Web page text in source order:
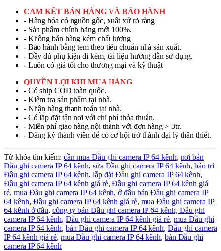
CAM KẾT BÁN HÀNG VÀ BẢO HÀNH
- Hàng hóa có nguồn gốc, xuất xứ rõ ràng
- Sản phẩm chính hãng mới 100%.
- Không bán hàng kém chất lượng
- Bảo hành bằng tem theo tiêu chuẩn nhà sản xuất.
- Đầy đủ phụ kiện đi kèm, tài liệu hướng dẫn sử dụng.
- Luôn có giá tốt cho thương mại và kỹ thuật
QUYỀN LỢI KHI MUA HÀNG
- Có ship COD toàn quốc.
- Kiểm tra sản phẩm tại nhà.
- Nhận hàng thanh toán tại nhà.
- Có lắp đặt tận nơi với chi phí thỏa thuận.
- Miễn phí giao hàng nội thành với đơn hàng > 3tr.
- Đăng ký thành viên để có cơ hội trở thành đại lý thân thiết.
Từ khóa tìm kiếm: cần mua Đầu ghi camera IP 64 kênh, nơi bán
Đầu ghi camera IP 64 kênh, sửa Đầu ghi camera IP 64 kênh, bảo trì
Đầu ghi camera IP 64 kênh, lắp đặt Đầu ghi camera IP 64 kênh,
Đầu ghi camera IP 64 kênh giá rẻ, Đầu ghi camera IP 64 kênh giá
rẻ, mua Đầu ghi camera IP 64 kênh, ở đâu bán Đầu ghi camera IP
64 kênh, Đầu ghi camera IP 64 kênh giá rẻ, mua Đầu ghi camera IP
64 kênh ở đâu, công ty bán Đầu ghi camera IP 64 kênh, Đầu ghi
camera IP 64 kênh, Đầu ghi camera IP 64 kênh giá rẻ, mua Đầu ghi
camera IP 64 kênh, bán Đầu ghi camera IP 64 kênh, Đầu ghi camera
IP 64 kênh giá rẻ, mua Đầu ghi camera IP 64 kênh, bán Đầu ghi
camera IP 64 kênh